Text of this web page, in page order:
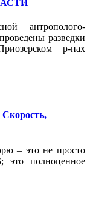
антрополого-
разведки
р-нах
– это не просто
полноценное